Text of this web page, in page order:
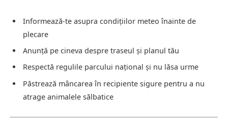
Informează-te asupra condițiilor meteo înainte de
plecare
Anunță pe cineva despre traseul și planul tău
Respectă regulile parcului național și nu lăsa urme
Păstrează mâncarea în recipiente sigure pentru a nu
atrage animalele sălbatice